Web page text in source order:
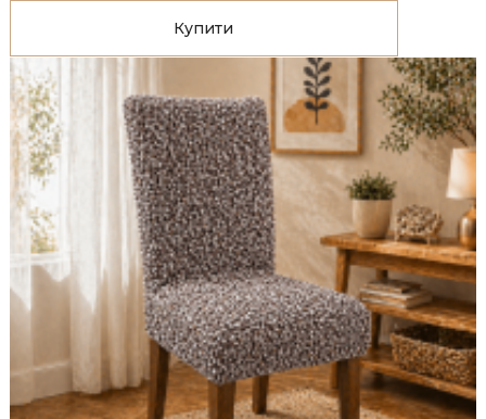
Купити